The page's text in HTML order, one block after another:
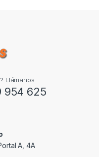
Llámanos
954 625
A, 4A